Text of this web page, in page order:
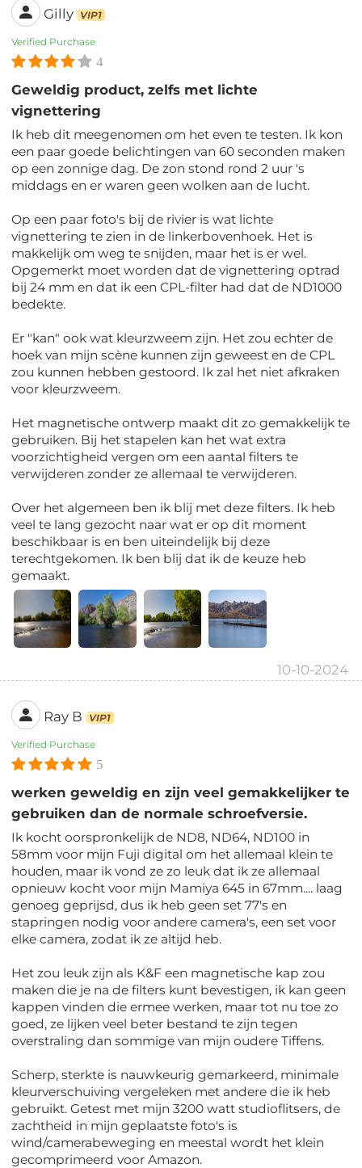
Gilly VIP1
Verified Purchase
4
Geweldig product, zelfs met lichte
vignettering
Ik heb dit meegenomen om het even te testen. Ik kon
een paar goede belichtingen van 60 seconden maken
op een zonnige dag. De zon stond rond 2 uur 's
middags en er waren geen wolken aan de lucht.
Op een paar foto's bij de rivier is wat lichte
vignettering te zien in de linkerbovenhoek. Het is
makkelijk om weg te snijden, maar het is er wel.
Opgemerkt moet worden dat de vignettering optrad
bij 24 mm en dat ik een CPL-filter had dat de ND1000
bedekte.
Er "kan" ook wat kleurzweem zijn. Het zou echter de
hoek van mijn scène kunnen zijn geweest en de CPL
zou kunnen hebben gestoord. Ik zal het niet afkraken
voor kleurzweem.
Het magnetische ontwerp maakt dit zo gemakkelijk te
gebruiken. Bij het stapelen kan het wat extra
voorzichtigheid vergen om een ​​aantal filters te
verwijderen zonder ze allemaal te verwijderen.
Over het algemeen ben ik blij met deze filters. Ik heb
veel te lang gezocht naar wat er op dit moment
beschikbaar is en ben uiteindelijk bij deze
terechtgekomen. Ik ben blij dat ik de keuze heb
gemaakt.
10-10-2024
Ray B VIP1
Verified Purchase
5
werken geweldig en zijn veel gemakkelijker te
gebruiken dan de normale schroefversie.
Ik kocht oorspronkelijk de ND8, ND64, ND100 in
58mm voor mijn Fuji digital om het allemaal klein te
houden, maar ik vond ze zo leuk dat ik ze allemaal
opnieuw kocht voor mijn Mamiya 645 in 67mm.... laag
genoeg geprijsd, dus ik heb geen set 77's en
stapringen nodig voor andere camera's, een set voor
elke camera, zodat ik ze altijd heb.
Het zou leuk zijn als K&F een magnetische kap zou
maken die je na de filters kunt bevestigen, ik kan geen
kappen vinden die ermee werken, maar tot nu toe zo
goed, ze lijken veel beter bestand te zijn tegen
overstraling dan sommige van mijn oudere Tiffens.
Scherp, sterkte is nauwkeurig gemarkeerd, minimale
kleurverschuiving vergeleken met andere die ik heb
gebruikt. Getest met mijn 3200 watt studioflitsers, de
zachtheid in mijn geplaatste foto's is
wind/camerabeweging en meestal wordt het klein
gecomprimeerd voor Amazon.